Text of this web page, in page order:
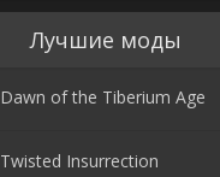
Лучшие моды
Dawn of the Tiberium Age
Twisted Insurrection